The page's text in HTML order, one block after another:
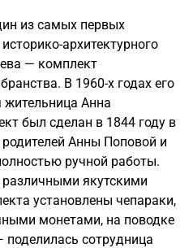
из самых первых
архитектурного
— комплект
В 1960-х годах его
Анна
был сделан в 1844 году в
Анны Поповой и
ручной работы.
якутскими
установлены чепараки,
монетами, на поводке
сотрудница